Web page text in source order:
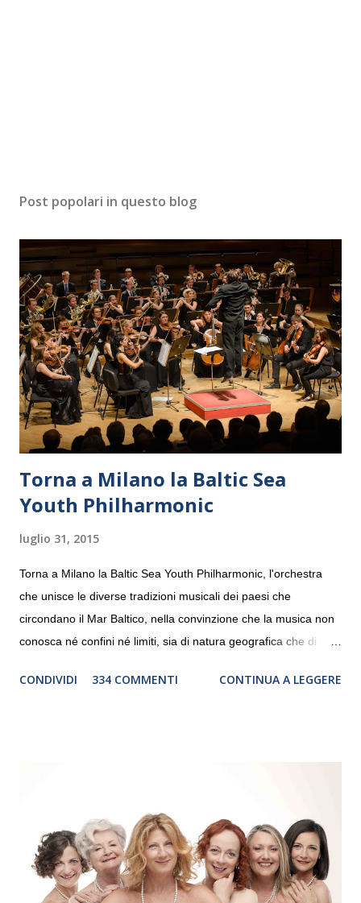
Post popolari in questo blog
Torna a Milano la Baltic Sea
Youth Philharmonic
luglio 31, 2015
Torna a Milano la Baltic Sea Youth Philharmonic, l'orchestra
che unisce le diverse tradizioni musicali dei paesi che
circondano il Mar Baltico, nella convinzione che la musica non
conosca né confini né limiti, sia di natura geografica che di
debutterà il 10 settembre a Heiden, in Germania, e toccherà, in
“Settembre dell’Accademia” dove si esibirà per il secondo anno
consecutivo. Il pubblico milanese avrà il piacere di applaudire i
giovani artisti della Baltic Sea Youth Philharmonic per la quarta
volta. L’orchestra, fondata nel 2008 da Kristjan Järvi (affiancato
CONDIVIDI 334 COMMENTI CONTINUA A LEGGERE